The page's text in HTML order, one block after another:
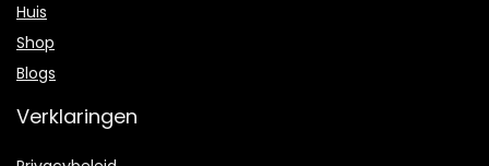
Huis
Shop
Blogs
Verklaringen